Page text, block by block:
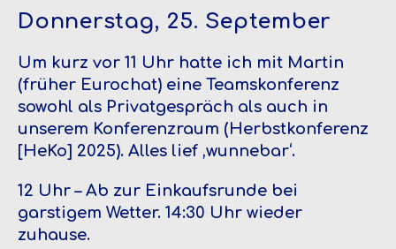
Donnerstag, 25. September
Um kurz vor 11 Uhr hatte ich mit Martin
(früher Eurochat) eine Teamskonferenz
sowohl als Privatgespräch als auch in
unserem Konferenzraum (Herbstkonferenz
[HeKo] 2025). Alles lief ‚wunnebar‘.
12 Uhr – Ab zur Einkaufsrunde bei
garstigem Wetter. 14:30 Uhr wieder
zuhause.